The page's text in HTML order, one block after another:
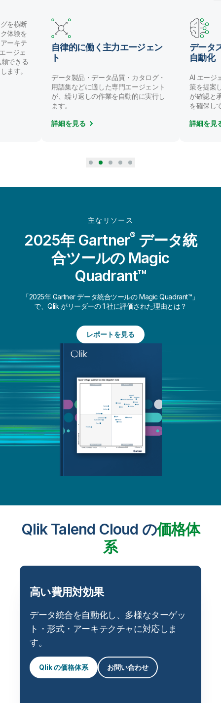
を横断
体験を
ーキテ
ージェ
できる
ます。
自律的に働く主力エージェン
ト
データ製品・データ品質・カタログ・
用語集などに適した専門エージェント
が、繰り返しの作業を自動的に実行し
ます。
詳細を見る
データ
自動化
AI エージ
策を提案
が確認と
を確保し
詳細を見
主なリソース
2025年 Gartner®データ統
合ツールの Magic
Quadrant™
「2025年 Gartner データ統合ツールの Magic Quadrant™」
で、Qlik がリーダーの 1 社に評価された理由とは？
レポートを見る
Qlik Talend Cloud の価格体
系
高い費用対効果
データ統合を自動化し、多様なターゲッ
ト・形式・アーキテクチャに対応しま
す。
Qlik の価格体系 お問い合わせ